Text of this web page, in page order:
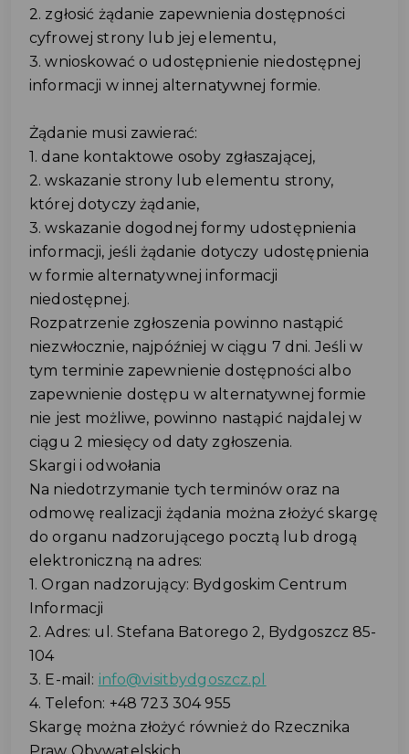
2. zgłosić żądanie zapewnienia dostępności
cyfrowej strony lub jej elementu,
3. wnioskować o udostępnienie niedostępnej
informacji w innej alternatywnej formie.
Żądanie musi zawierać:
1. dane kontaktowe osoby zgłaszającej,
2. wskazanie strony lub elementu strony,
której dotyczy żądanie,
3. wskazanie dogodnej formy udostępnienia
informacji, jeśli żądanie dotyczy udostępnienia
w formie alternatywnej informacji
niedostępnej.
Rozpatrzenie zgłoszenia powinno nastąpić
niezwłocznie, najpóźniej w ciągu 7 dni. Jeśli w
tym terminie zapewnienie dostępności albo
zapewnienie dostępu w alternatywnej formie
nie jest możliwe, powinno nastąpić najdalej w
ciągu 2 miesięcy od daty zgłoszenia.
Skargi i odwołania
Na niedotrzymanie tych terminów oraz na
odmowę realizacji żądania można złożyć skargę
do organu nadzorującego pocztą lub drogą
elektroniczną na adres:
1. Organ nadzorujący: Bydgoskim Centrum
Informacji
2. Adres: ul. Stefana Batorego 2, Bydgoszcz 85-
104
3. E-mail: info@visitbydgoszcz.pl
4. Telefon: +48 723 304 955
Skargę można złożyć również do Rzecznika